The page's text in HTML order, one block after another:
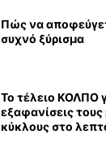
Πώς να
συχνό ξύρισμα
Το τέλειο ΚΟΛΠΟ
εξαφανίσεις
κύκλους στο